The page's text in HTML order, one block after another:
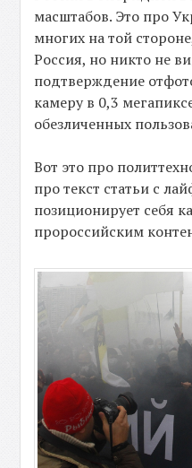
масштабов. Это про
многих на той
Россия, но никто не
подтверждение
камеру в 0,3
обезличенных
Вот это про
про текст статьи с
позиционирует себя
пророссийским